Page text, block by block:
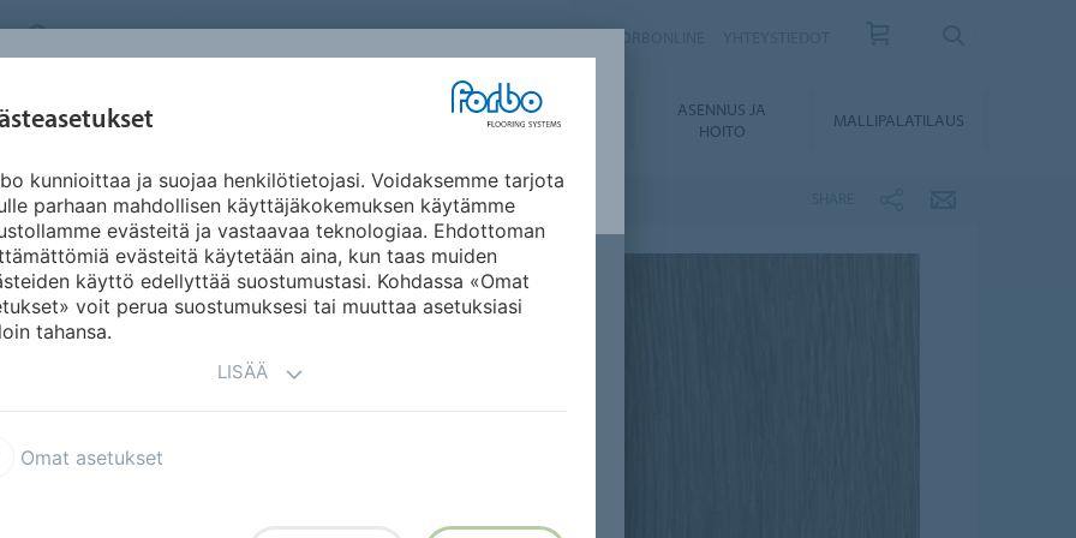
FINLAND
INSPIRAATIO JA
DOKUMENTIT
ASENNUS JA
HOITO
MALLIPALATILAUS
lankut ja laatat Allura Flex Wood
lattiaratkaisu, joka
Allura Flex" -lattiat
ja tarraliimalla
Flex-
kunnioittaa ja suojaa henkilötietojasi. Voidaksemme tarjota
parhaan mahdollisen käyttäjäkokemuksen käytämme
evästeitä ja vastaavaa teknologiaa. Ehdottoman
evästeitä käytetään aina, kun taas muiden
käyttö edellyttää suostumustasi. Kohdassa «Omat
voit perua suostumuksesi tai muuttaa asetuksiasi
tahansa.
LISÄÄ
Omat asetukset